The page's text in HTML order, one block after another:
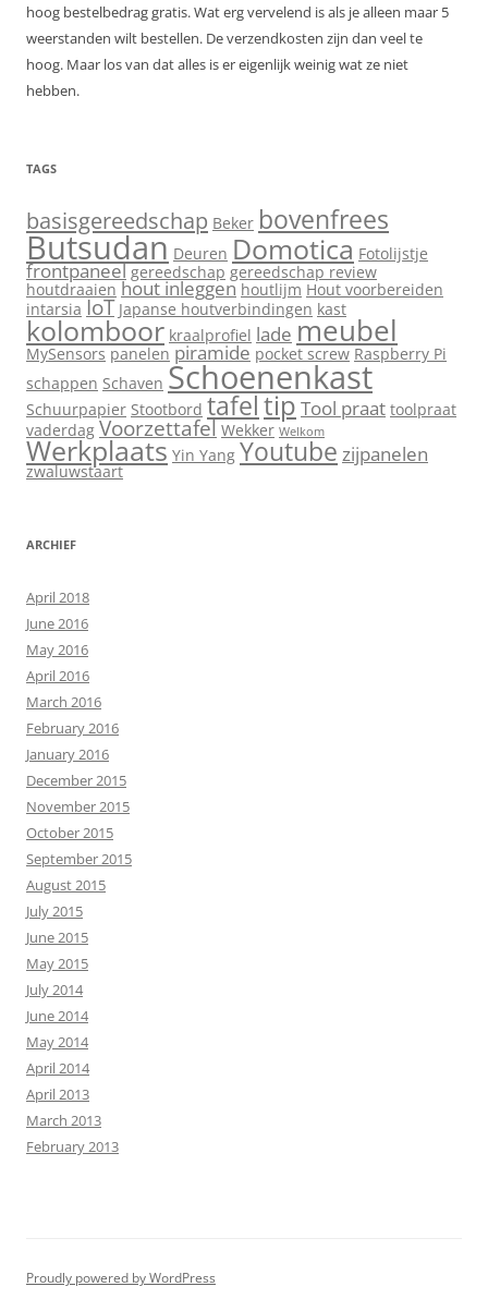
hoog bestelbedrag gratis. Wat erg vervelend is als je alleen maar 5
weerstanden wilt bestellen. De verzendkosten zijn dan veel te
hoog. Maar los van dat alles is er eigenlijk weinig wat ze niet
hebben.
TAGS
basisgereedschap Beker bovenfrees
Butsudan Deuren Domotica Fotolijstje
frontpaneel gereedschap gereedschap review
houtdraaien hout inleggen houtlijm Hout voorbereiden
intarsia IoT Japanse houtverbindingen kast
kolomboor kraalprofiel lade meubel
MySensors panelen piramide pocket screw Raspberry Pi
schappen Schaven Schoenenkast
Schuurpapier Stootbord tafeltipTool praat toolpraat
vaderdag Voorzettafel Wekker Welkom
Werkplaats Yin Yang Youtube zijpanelen
zwaluwstaart
ARCHIEF
April 2018
June 2016
May 2016
April 2016
March 2016
February 2016
January 2016
December 2015
November 2015
October 2015
September 2015
August 2015
July 2015
June 2015
May 2015
July 2014
June 2014
May 2014
April 2014
April 2013
March 2013
February 2013
Proudly powered by WordPress